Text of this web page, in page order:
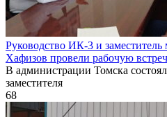
Руководство ИК-3 и
Хафизов провели рабочую
В администрации Томска
заместителя
68